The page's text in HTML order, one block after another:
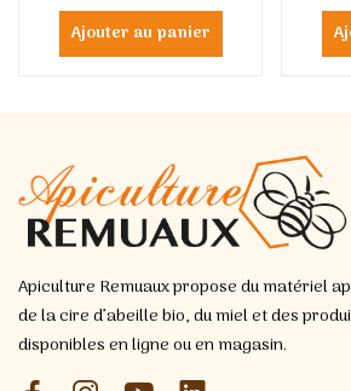
Ajouter au panier
Apiculture Remuaux propose du matériel
de la cire d’abeille bio, du miel et des
disponibles en ligne ou en magasin.